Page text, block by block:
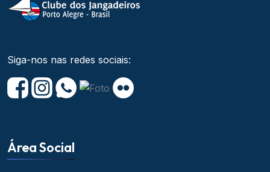
Siga-nos nas redes sociais:
Área Social